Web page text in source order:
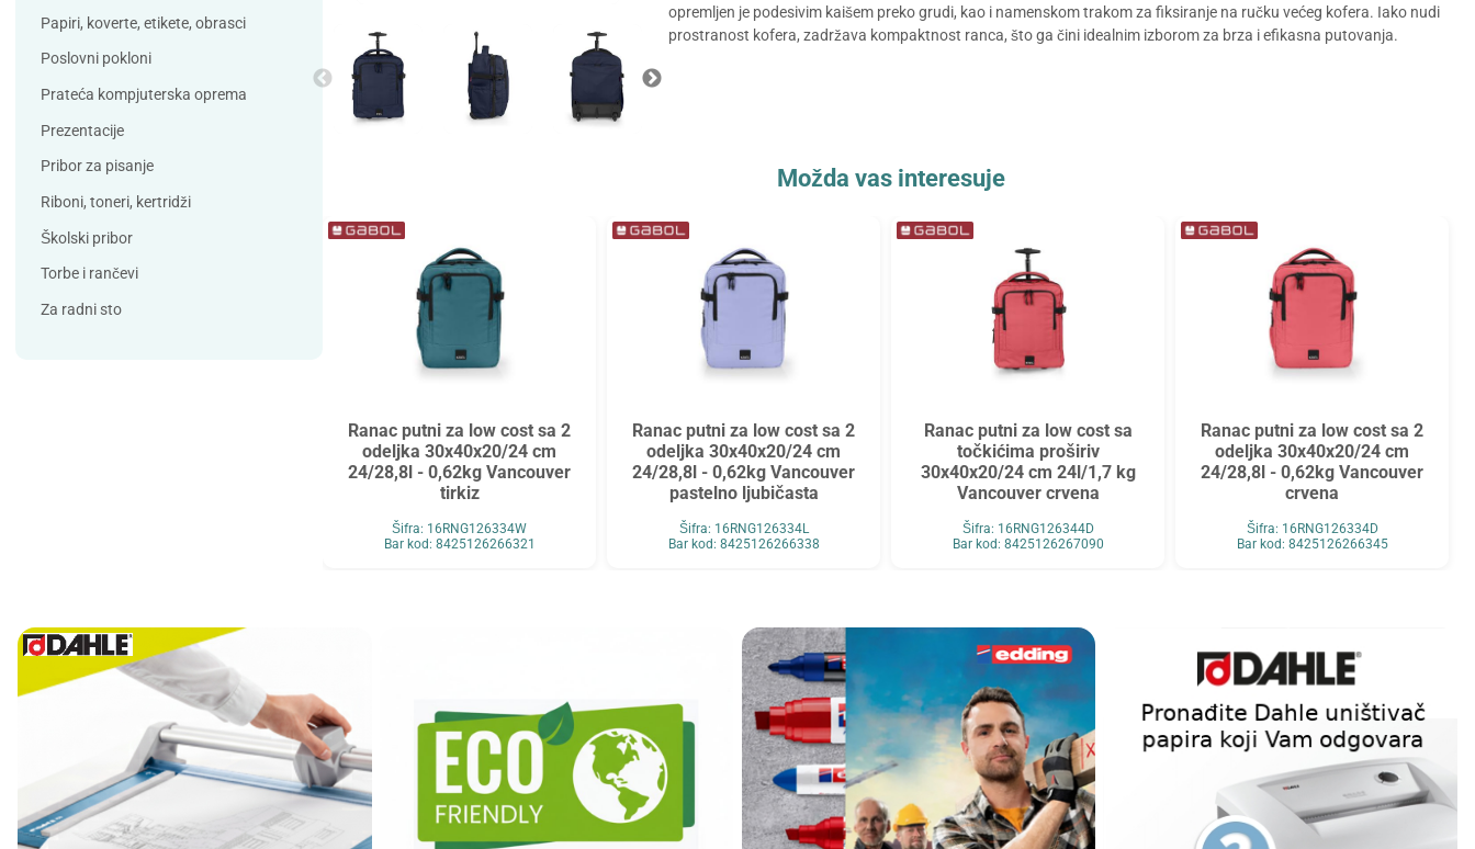
Elix Clean
Falken
Flieger
Fun Range
Han
Herma
HJP
Horse
Info Notes
Philips
Premijer
Renz
Retype
Scotch
Skullcandy
Smartbox Pro
Speed Link
StarPak
Papiri, koverte, etikete, obrasci
Poslovni pokloni
Prateća kompjuterska oprema
Prezentacije
Pribor za pisanje
Riboni, toneri, kertridži
Školski pribor
Torbe i rančevi
Za radni sto
opremljen je podesivim kaišem preko grudi, kao i namenskom trakom za fiksiranje na ručku većeg kofera. Iako nudi
prostranost kofera, zadržava kompaktnost ranca, što ga čini idealnim izborom za brza i efikasna putovanja.
Možda vas interesuje
Ranac putni za low cost sa 2
odeljka 30x40x20/24 cm
24/28,8l - 0,62kg Vancouver
tirkiz
Šifra: 16RNG126334W
Bar kod: 8425126266321
Ranac putni za low cost sa 2
odeljka 30x40x20/24 cm
24/28,8l - 0,62kg Vancouver
pastelno ljubičasta
Šifra: 16RNG126334L
Bar kod: 8425126266338
Ranac putni za low cost sa
točkićima proširiv
30x40x20/24 cm 24l/1,7 kg
Vancouver crvena
Šifra: 16RNG126344D
Bar kod: 8425126267090
Ranac putni za low cost sa 2
odeljka 30x40x20/24 cm
24/28,8l - 0,62kg Vancouver
crvena
Šifra: 16RNG126334D
Bar kod: 8425126266345